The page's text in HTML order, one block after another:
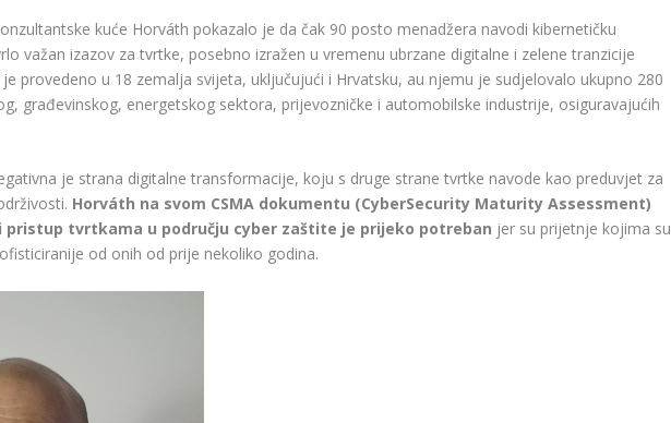
kuće Horváth pokazalo je da čak 90 posto menadžera navodi kibernetičku
važan izazov za tvrtke, posebno izražen u vremenu ubrzane digitalne i zelene tranzicije
provedeno u 18 zemalja svijeta, uključujući i Hrvatsku, au njemu je sudjelovalo ukupno 280
građevinskog, energetskog sektora, prijevozničke i automobilske industrije, osiguravajućih
je strana digitalne transformacije, koju s druge strane tvrtke navode kao preduvjet za
Horváth na svom CSMA dokumentu (Cyber​​Security Maturity Assessment)
pristup tvrtkama u području cyber zaštite je prijeko potreban jer su prijetnje kojima su
od onih od prije nekoliko godina.